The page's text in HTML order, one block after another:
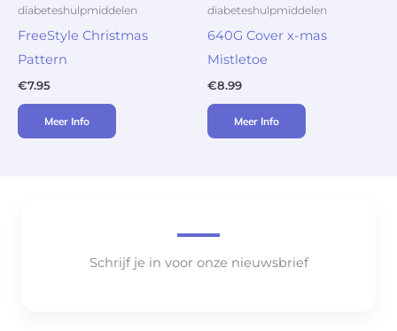
diabeteshulpmiddelen
FreeStyle Christmas
Pattern
€7.95
Meer Info
diabeteshulpmiddelen
640G Cover x-mas
Mistletoe
€8.99
Meer Info
Schrijf je in voor onze nieuwsbrief